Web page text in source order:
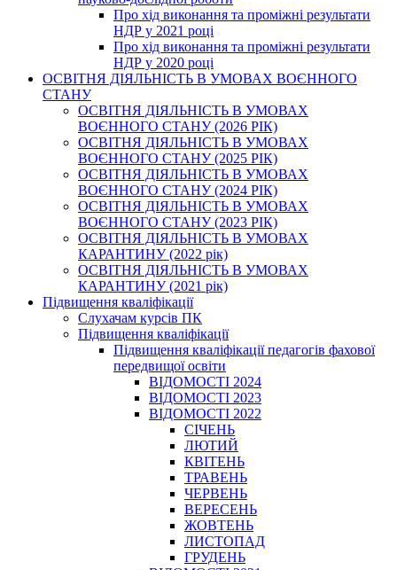
Про хід виконання та проміжні результати
НДР у 2021 році
Про хід виконання та проміжні результати
НДР у 2020 році
ОСВІТНЯ ДІЯЛЬНІСТЬ В УМОВАХ ВОЄННОГО
СТАНУ
ОСВІТНЯ ДІЯЛЬНІСТЬ В УМОВАХ
ВОЄННОГО СТАНУ (2026 РІК)
ОСВІТНЯ ДІЯЛЬНІСТЬ В УМОВАХ
ВОЄННОГО СТАНУ (2025 РІК)
ОСВІТНЯ ДІЯЛЬНІСТЬ В УМОВАХ
ВОЄННОГО СТАНУ (2024 РІК)
ОСВІТНЯ ДІЯЛЬНІСТЬ В УМОВАХ
ВОЄННОГО СТАНУ (2023 РІК)
ОСВІТНЯ ДІЯЛЬНІСТЬ В УМОВАХ
КАРАНТИНУ (2022 рік)
ОСВІТНЯ ДІЯЛЬНІСТЬ В УМОВАХ
КАРАНТИНУ (2021 рік)
Підвищення кваліфікації
Слухачам курсів ПК
Підвищення кваліфікації
Підвищення кваліфікації педагогів фахової
передвищої освіти
ВІДОМОСТІ 2024
ВІДОМОСТІ 2023
ВІДОМОСТІ 2022
СІЧЕНЬ
ЛЮТИЙ
КВІТЕНЬ
ТРАВЕНЬ
ЧЕРВЕНЬ
ВЕРЕСЕНЬ
ЖОВТЕНЬ
ЛИСТОПАД
ГРУДЕНЬ